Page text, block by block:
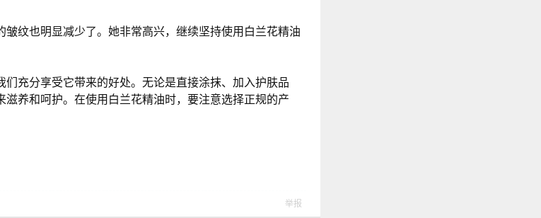
纹也明显减少了。她非常高兴，继续坚持使用白兰花精油
充分享受它带来的好处。无论是直接涂抹、加入护肤品
养和呵护。在使用白兰花精油时，要注意选择正规的产
举报